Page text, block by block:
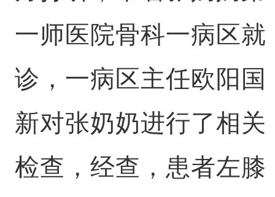
一师医院骨科一病区就
诊，一病区主任欧阳国
新对张奶奶进行了相关
检查，经查，患者左膝